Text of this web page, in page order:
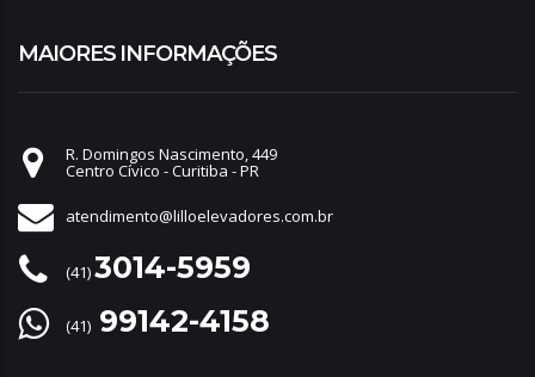
MAIORES INFORMAÇÕES
R. Domingos Nascimento, 449
Centro Cívico - Curitiba - PR
atendimento@lilloelevadores.com.br
(41)3014-5959
(41) 99142-4158